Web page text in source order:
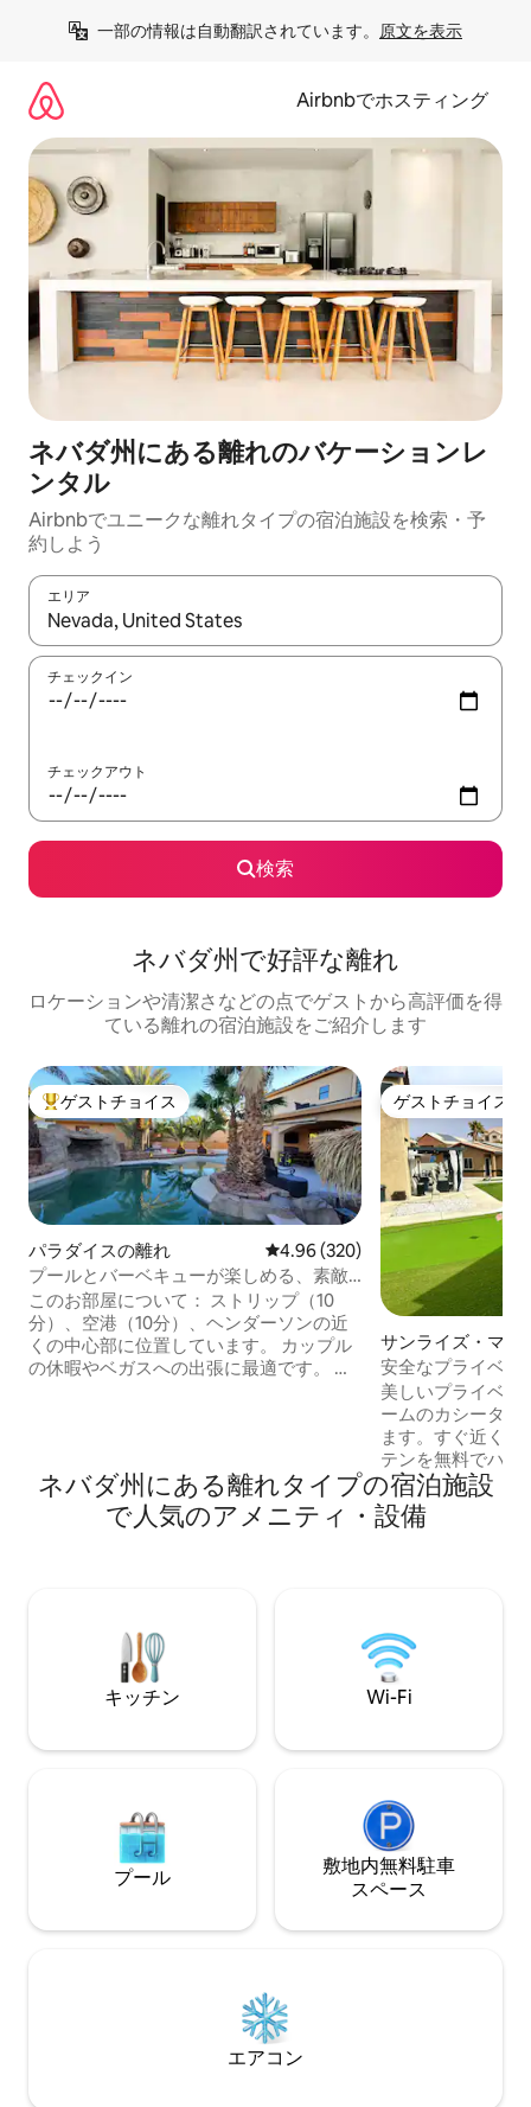
一部の情報は自動翻訳されています。 原文を表示
Airbnbでホスティング
ネバダ州にある離れのバケーションレ
ンタル
Airbnbでユニークな離れタイプの宿泊施設を検索・予
約しよう
エリア
検索結果が表示されたら、上下の矢印キーを使って移動するか
チェックイン
チェックアウト
検索
ネバダ州で好評な離れ
ロケーションや清潔さなどの点でゲストから高評価を得
ている離れの宿泊施設をご紹介します
大好評のゲストチョイスです。
ゲストチョイス
パラダイスの離れ レビュー320件、5つ星中4.96つ
4.96 (320)
プールとバーベキューが楽しめる、素敵
なスタジオカシータ
このお部屋について： ストリップ（10
分）、空港（10分）、ヘンダーソンの近
くの中心部に位置しています。 カップル
の休暇やベガスへの出張に最適です。 バ
問があればメッセージを送ってくださ
い。 カシータには、フロントロード洗濯
機・乾燥機、コンロ、テレビ、商用製氷
ゲストチョイス
ゲストチョイス
サンライズ・マナ
安全なプライベー
トハウス、プール
美しいプライベー
ームのカシータ。
ます。すぐ近く
テンを無料でハイ
らしい山の景色。
す。ゲストは専用
ットボールコート
氷機、アイロンな
かわいい！プール
オで10人の他人と
ス！究極の逃避行
ネバダ州にある離れタイプの宿泊施設
で人気のアメニティ・設備
キッチン Wi-Fi
プール
敷地内無料駐⁠車
ス⁠ペ⁠ー⁠ス
エアコン